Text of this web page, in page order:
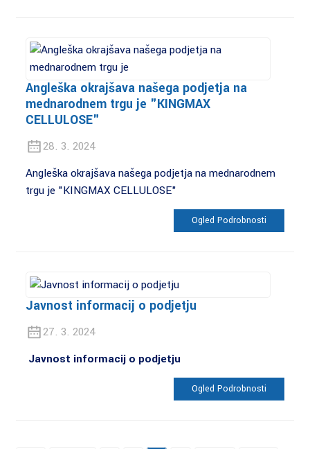
Angleška okrajšava našega podjetja na
mednarodnem trgu je "KINGMAX
CELLULOSE"
28. 3. 2024
Angleška okrajšava našega podjetja na mednarodnem
trgu je "KINGMAX CELLULOSE"
Ogled Podrobnosti
Javnost informacij o podjetju
27. 3. 2024
Javnost informacij o podjetju
Ogled Podrobnosti